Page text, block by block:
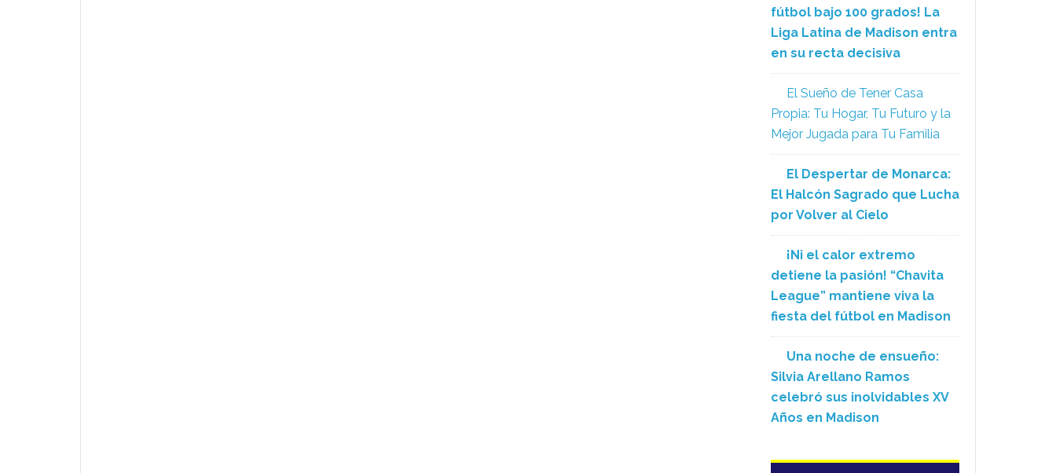
fútbol bajo 100 grados! La
Liga Latina de Madison entra
en su recta decisiva
El Sueño de Tener Casa
Propia: Tu Hogar, Tu Futuro y la
Mejor Jugada para Tu Familia
El Despertar de Monarca:
El Halcón Sagrado que Lucha
por Volver al Cielo
¡Ni el calor extremo
detiene la pasión! “Chavita
League” mantiene viva la
fiesta del fútbol en Madison
Una noche de ensueño:
Silvia Arellano Ramos
celebró sus inolvidables XV
Años en Madison